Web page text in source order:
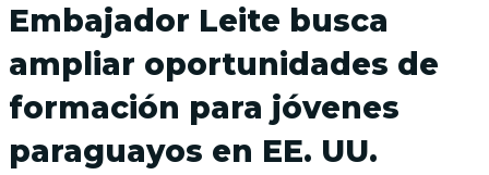
Embajador Leite busca
ampliar oportunidades de
formación para jóvenes
paraguayos en EE. UU.